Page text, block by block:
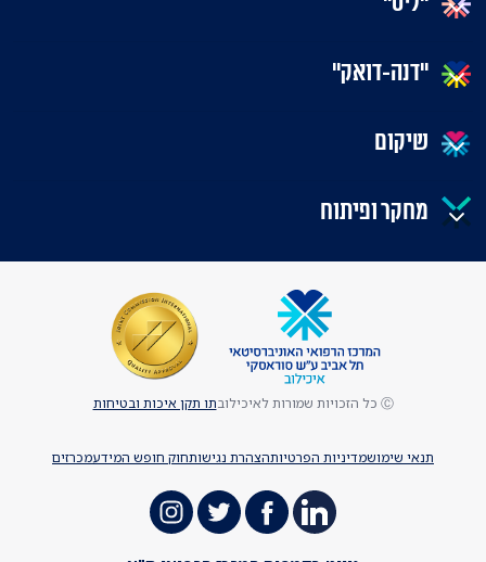
"דנה-דואק"
שיקום
מחקר ופיתוח
תנאי שימושמדיניות הפרטיותהצהרת נגישותחוק חופש המידעמכרזים
Ⓒ כל הזכויות שמורות לאיכילוב תו תקן איכות ובטיחות